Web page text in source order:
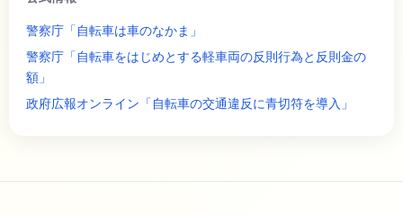
警察庁「自転車は車のなかま」
警察庁「自転車をはじめとする軽車両の反則行為と反則金の
額」
政府広報オンライン「自転車の交通違反に青切符を導入」